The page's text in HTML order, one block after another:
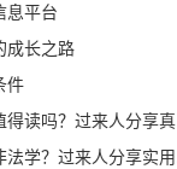
息平台
成长之路
件
？过来人分享真实就读体验
？过来人分享实用经验